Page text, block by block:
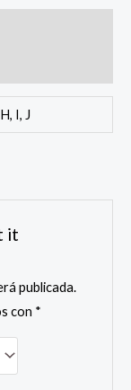
I, J
it
publicada.
con *